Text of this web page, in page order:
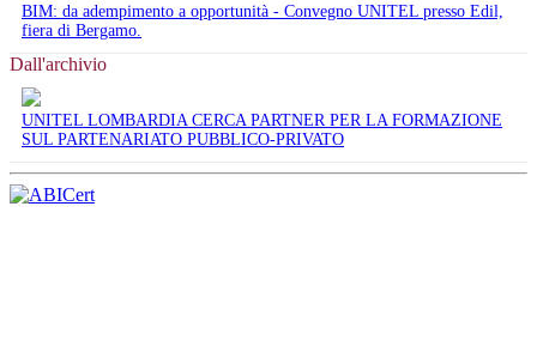
BIM: da adempimento a opportunità - Convegno UNITEL presso Edil,
fiera di Bergamo.
Dall'archivio
UNITEL LOMBARDIA CERCA PARTNER PER LA FORMAZIONE
SUL PARTENARIATO PUBBLICO-PRIVATO